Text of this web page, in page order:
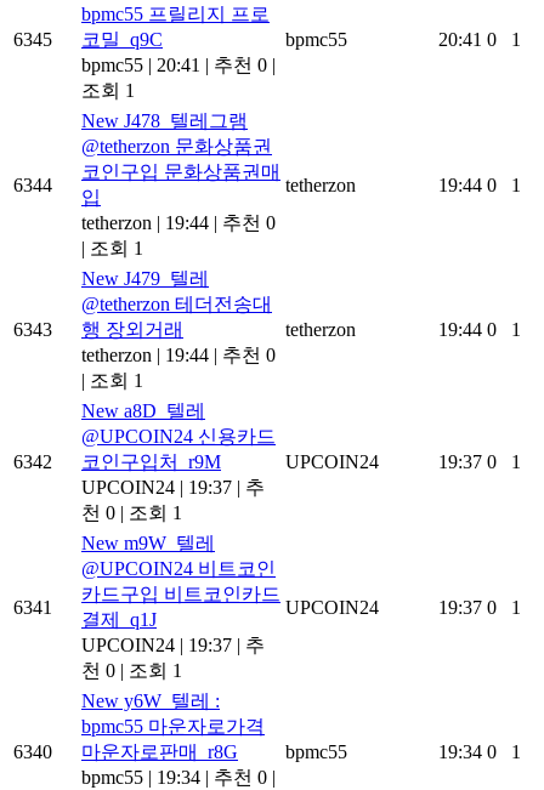
6345
bpmc55 프릴리지 프로
코밀_q9C
bpmc55 | 20:41 | 추천 0 |
조회 1
bpmc55 20:41 0 1
6344
New J478_텔레그램
@tetherzon 문화상품권
코인구입 문화상품권매
입
tetherzon | 19:44 | 추천 0
| 조회 1
tetherzon 19:44 0 1
6343
New J479_텔레
@tetherzon 테더전송대
행 장외거래
tetherzon | 19:44 | 추천 0
| 조회 1
tetherzon 19:44 0 1
6342
New a8D_텔레
@UPCOIN24 신용카드
코인구입처_r9M
UPCOIN24 | 19:37 | 추
천 0 | 조회 1
UPCOIN24 19:37 0 1
6341
New m9W_텔레
@UPCOIN24 비트코인
카드구입 비트코인카드
결제_q1J
UPCOIN24 | 19:37 | 추
천 0 | 조회 1
UPCOIN24 19:37 0 1
6340
New y6W_텔레 :
bpmc55 마운자로가격
마운자로판매_r8G
bpmc55 | 19:34 | 추천 0 |
bpmc55 19:34 0 1